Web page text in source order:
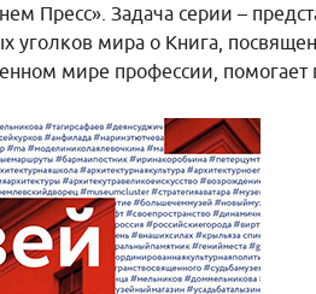
Пресс». Задача серии –
уголков мира о Книга,
мире профессии, помогает